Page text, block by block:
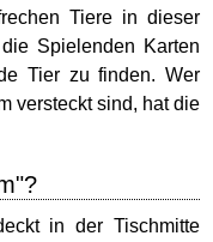
Tiere in dieser
Spielenden Karten
Tier zu finden. Wer
versteckt sind, hat die
in der Tischmitte